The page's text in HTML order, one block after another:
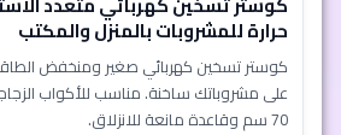
حرارة للمشروبات بالمنزل والمكتب
على مشروباتك ساخنة. مناسب للأكواب
70 سم وقاعدة مانعة للانزلاق.